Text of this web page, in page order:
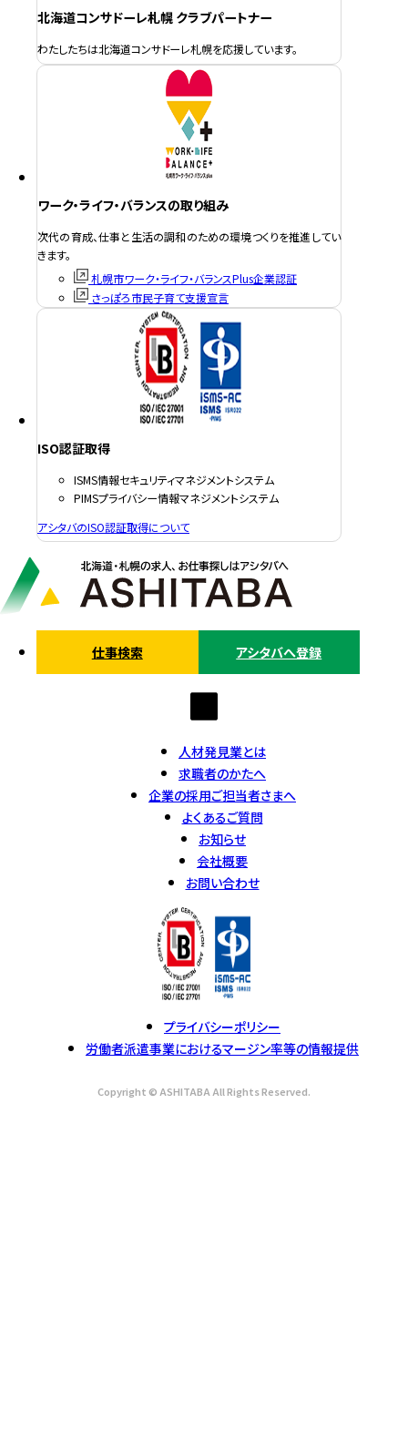
北海道コンサドーレ札幌 クラブパートナー
わたしたちは北海道コンサドーレ札幌を応援しています。
ワーク・ライフ・バランスの取り組み
次代の育成、仕事と生活の調和のための環境つくりを推進してい
きます。
札幌市ワーク・ライフ・バランスPlus企業認証
さっぽろ市民子育て支援宣言
ISO認証取得
ISMS情報セキュリティマネジメントシステム
PIMSプライバシー情報マネジメントシステム
アシタバのISO認証取得について
仕事検索 アシタバへ登録
人材発見業とは
求職者のかたへ
企業の採用ご担当者さまへ
よくあるご質問
お知らせ
会社概要
お問い合わせ
プライバシーポリシー
労働者派遣事業におけるマージン率等の情報提供
Copyright © ASHITABA All Rights Reserved.